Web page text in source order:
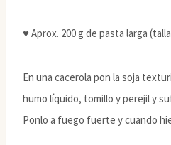
♥ Aprox. 200 g de pasta larga
En una cacerola pon la soja
humo líquido, tomillo y perejil y
Ponlo a fuego fuerte y cuando